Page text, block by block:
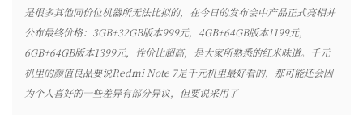
是很多其他同价位机器所无法比拟的，在今日的发布会中产品正式亮相并
公布最终价格：3GB+32GB版本999元，4GB+64GB版本1199元，
6GB+64GB版本1399元，性价比超高，是大家所熟悉的红米味道。千元
机里的颜值良品要说Redmi Note 7是千元机里最好看的，那可能还会因
为个人喜好的一些差异有部分异议，但要说采用了